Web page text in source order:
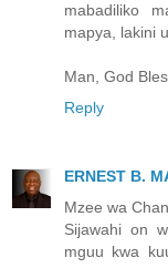
mabadiliko
mapya, lakini
Man, God
Reply
ERNEST B.
Mzee wa
Sijawahi on
mguu kwa